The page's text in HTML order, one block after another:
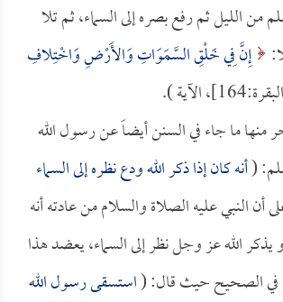
من الليل ثم رفع بصره إلى السماء، ثم تلا
إِنَّ فِي خَلْقِ السَّمَوَاتِ وَالأَرْضِ وَاخْتِلافِ
الآية ).
منها ما جاء في السنن أيضاً عن رسول الله
(أنه كان إذا ذكر الله ودع نظره إلى السماء
أن النبي عليه الصلاة والسلام من عادته أنه
يذكر الله عز وجل نظر إلى السماء، يعضد هذا
في الصحيح حيث قال: (استسقى رسول الله